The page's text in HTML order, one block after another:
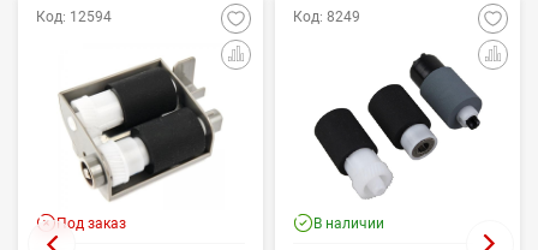
Код: 12594
Под заказ
Код: 8249
В наличии